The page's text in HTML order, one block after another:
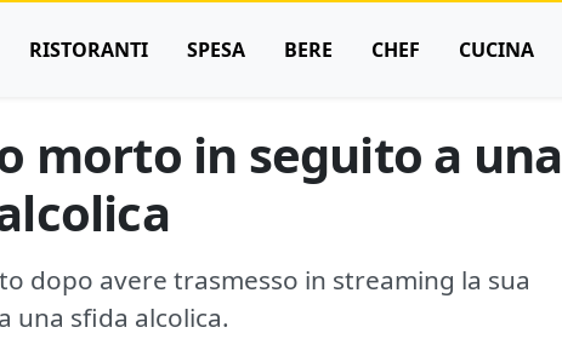
RISTORANTI SPESA BERE CHEF CUCINA
morto in seguito a una
dopo avere trasmesso in streaming la sua
una sfida alcolica.